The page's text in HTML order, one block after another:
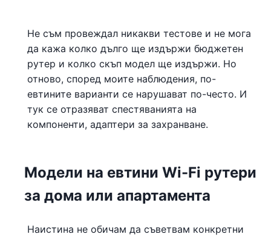
Не съм провеждал никакви тестове и не мога
да кажа колко дълго ще издържи бюджетен
рутер и колко скъп модел ще издържи. Но
отново, според моите наблюдения, по-
евтините варианти се нарушават по-често. И
тук се отразяват спестяванията на
компоненти, адаптери за захранване.
Модели на евтини Wi-Fi рутери
за дома или апартамента
Наистина не обичам да съветвам конкретни